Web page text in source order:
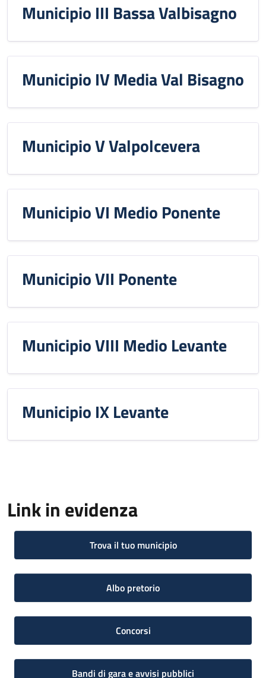
Municipio III Bassa Valbisagno
Municipio IV Media Val Bisagno
Municipio V Valpolcevera
Municipio VI Medio Ponente
Municipio VII Ponente
Municipio VIII Medio Levante
Municipio IX Levante
Link in evidenza
Trova il tuo municipio
Albo pretorio
Concorsi
Bandi di gara e avvisi pubblici